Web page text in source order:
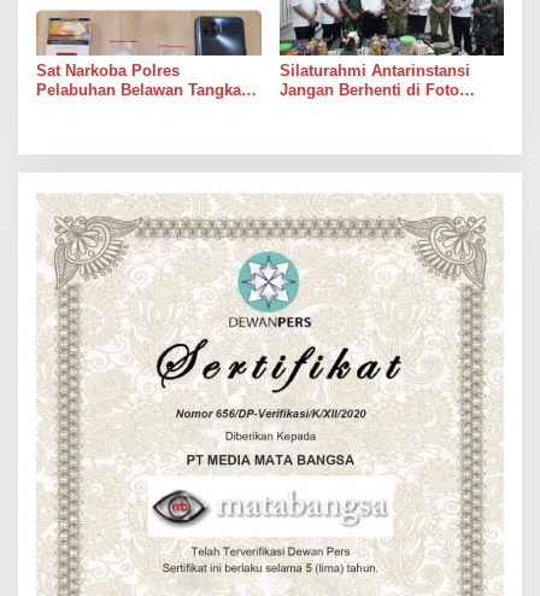
Sat Narkoba Polres
Pelabuhan Belawan Tangkap
Silaturahmi Antarinstansi
Jangan Berhenti di Foto